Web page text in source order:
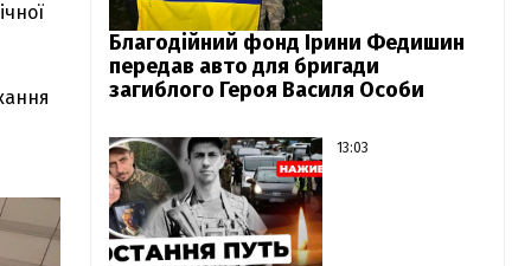
Благодійний фонд Ірини Федишин
передав авто для бригади
загиблого Героя Василя Особи
13:03